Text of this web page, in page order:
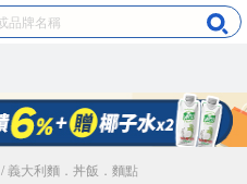
/ 義大利麵．丼飯．麵點